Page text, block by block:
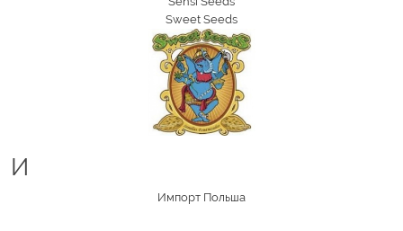
Sweet Seeds
И
Импорт Польша